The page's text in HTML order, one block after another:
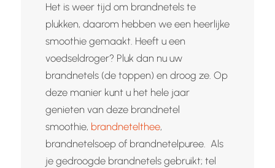
Het is weer tijd om brandnetels te
plukken, daarom hebben we een heerlijke
smoothie gemaakt. Heeft u een
voedseldroger? Pluk dan nu uw
brandnetels (de toppen) en droog ze. Op
deze manier kunt u het hele jaar
genieten van deze brandnetel
smoothie, brandnetelthee,
brandnetelsoep of brandnetelpuree. Als
je gedroogde brandnetels gebruikt; tel